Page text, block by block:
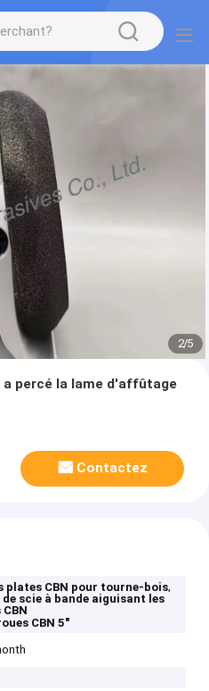
2/5
a percé la lame d'affûtage
Contactez
plates CBN pour tourne-bois,
de scie à bande aiguisant les
CBN 5"